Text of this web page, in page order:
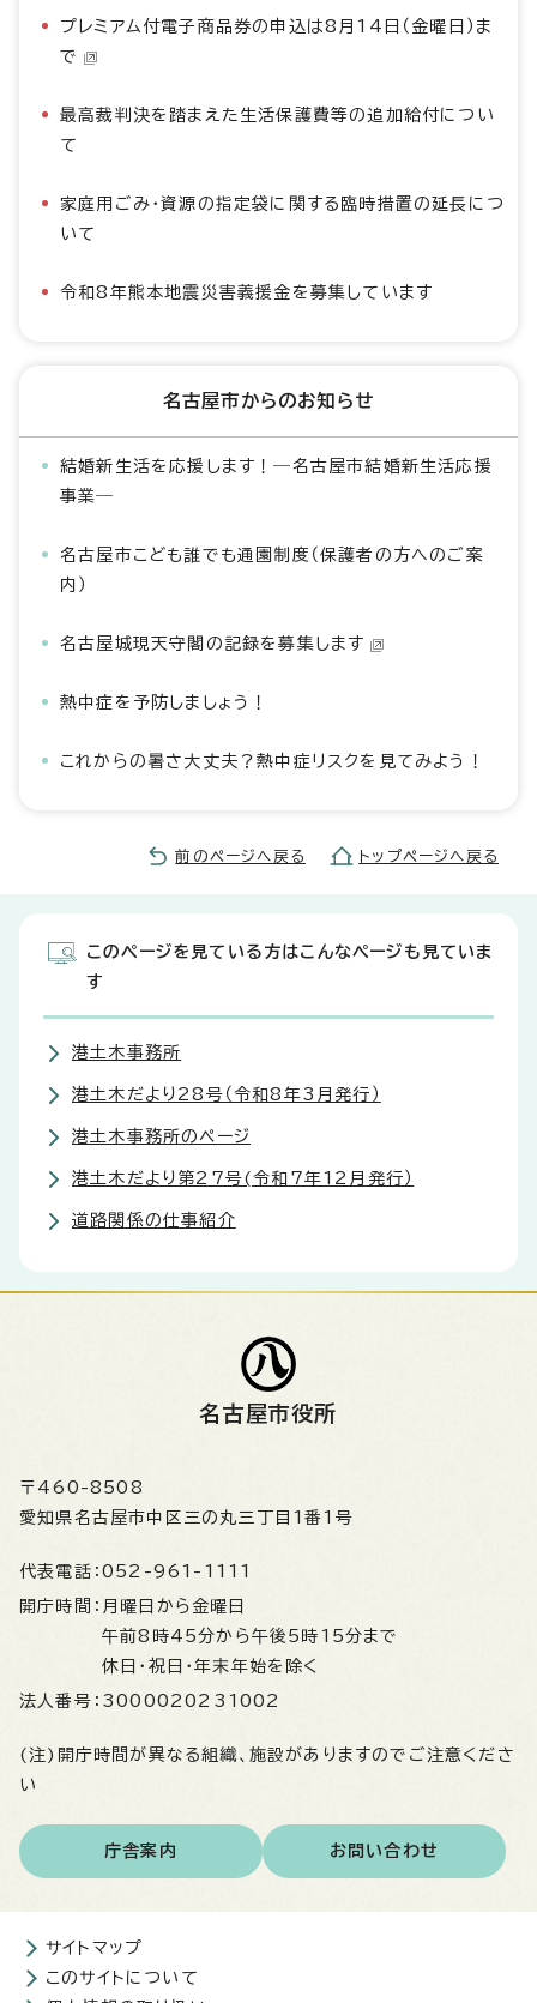
プレミアム付電子商品券の申込は8月14日（金曜日）ま
で
最高裁判決を踏まえた生活保護費等の追加給付につい
て
家庭用ごみ・資源の指定袋に関する臨時措置の延長につ
いて
令和8年熊本地震災害義援金を募集しています
名古屋市からのお知らせ
結婚新生活を応援します！―名古屋市結婚新生活応援
事業―
名古屋市こども誰でも通園制度（保護者の方へのご案
内）
名古屋城現天守閣の記録を募集します
熱中症を予防しましょう！
これからの暑さ大丈夫？熱中症リスクを見てみよう！
前のページへ戻る トップページへ戻る
このページを見ている方はこんなページも見ていま
す
港土木事務所
港土木だより28号（令和8年3月発行）
港土木事務所のページ
港土木だより第27号(令和7年12月発行）
道路関係の仕事紹介
名古屋市役所
〒460-8508
愛知県名古屋市中区三の丸三丁目1番1号
代表電話： 052-961-1111
開庁時間： 月曜日から金曜日
午前8時45分から午後5時15分まで
休日・祝日・年末年始を除く
法人番号： 3000020231002
(注)開庁時間が異なる組織、施設がありますのでご注意くださ
い
庁舎案内 お問い合わせ
サイトマップ
このサイトについて